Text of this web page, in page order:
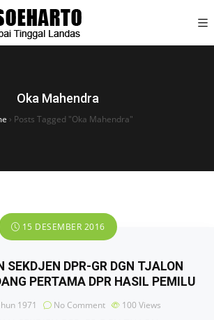
Oka Mahendra
› Posts Tagged "Oka Mahendra"
15 DESEMBER 2016
SEKDJEN DPR-GR DGN TJALON
PERTAMA DPR HASIL PEMILU
1971 No Comment 100 Views